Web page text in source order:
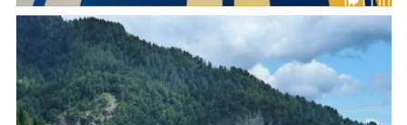
Empowering Specialized Language Acquisition with
Integrated AI